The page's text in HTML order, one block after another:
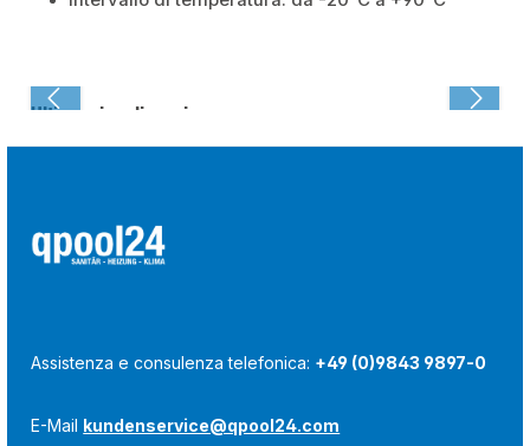
Ultima visualizzazione:
Assistenza e consulenza telefonica: +49 (0)9843 9897-0
E-Mail kundenservice@qpool24.com